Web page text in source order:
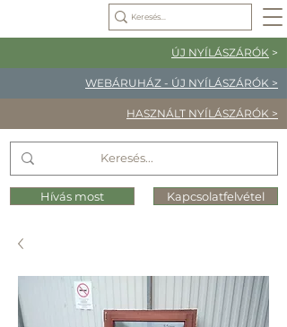
ÚJ NYÍLÁSZÁRÓK >
WEBÁRUHÁZ - ÚJ NYÍLÁSZÁRÓK >
HASZNÁLT NYÍLÁSZÁRÓK >
Hívás most Kapcsolatfelvétel